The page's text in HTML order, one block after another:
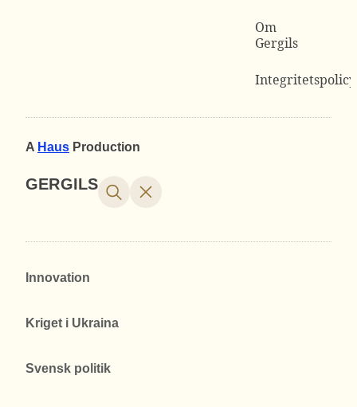
Om
Gergils
Integritetspolicy
A Haus Production
GERGILS
Innovation
Kriget i Ukraina
Svensk politik